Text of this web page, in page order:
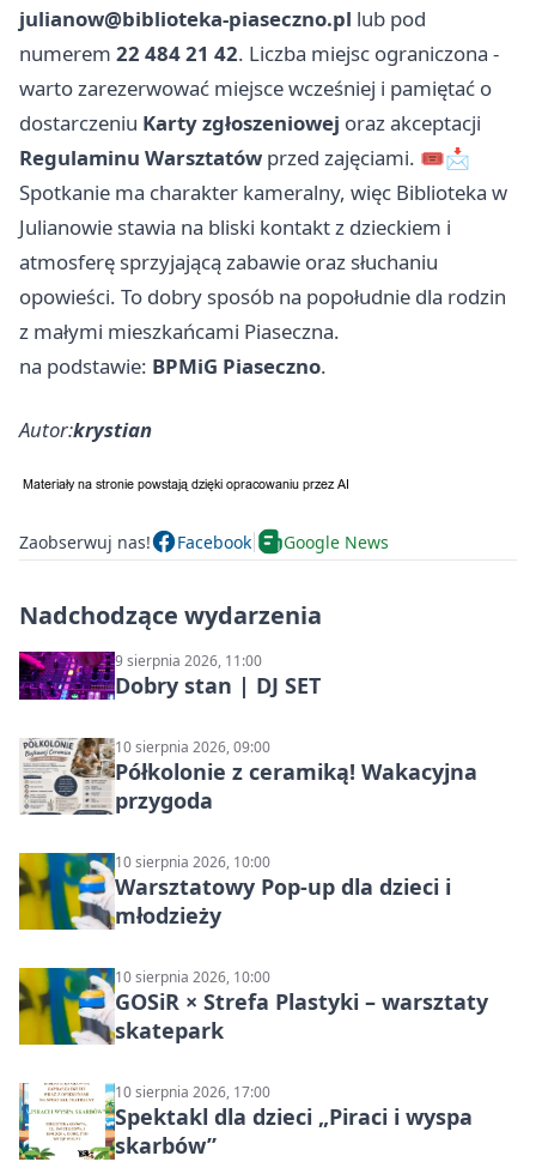
julianow@biblioteka-piaseczno.pl lub pod
numerem 22 484 21 42. Liczba miejsc ograniczona -
warto zarezerwować miejsce wcześniej i pamiętać o
dostarczeniu Karty zgłoszeniowej oraz akceptacji
Regulaminu Warsztatów przed zajęciami. 🎟️📩
Spotkanie ma charakter kameralny, więc Biblioteka w
Julianowie stawia na bliski kontakt z dzieckiem i
atmosferę sprzyjającą zabawie oraz słuchaniu
opowieści. To dobry sposób na popołudnie dla rodzin
z małymi mieszkańcami Piaseczna.
na podstawie: BPMiG Piaseczno.
Autor:krystian
Zaobserwuj nas! Facebook Google News
Nadchodzące wydarzenia
9 sierpnia 2026, 11:00
Dobry stan | DJ SET
10 sierpnia 2026, 09:00
Półkolonie z ceramiką! Wakacyjna
przygoda
10 sierpnia 2026, 10:00
Warsztatowy Pop-up dla dzieci i
młodzieży
10 sierpnia 2026, 10:00
GOSiR × Strefa Plastyki – warsztaty
skatepark
10 sierpnia 2026, 17:00
Spektakl dla dzieci „Piraci i wyspa
skarbów”